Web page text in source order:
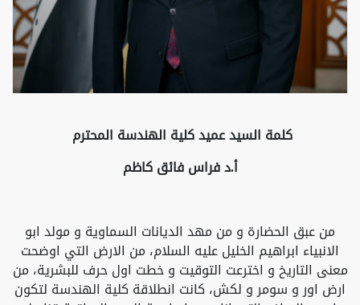
كلمة السيد عميد كلية الهندسة المحترم
أ.د فراس فائق كاظم
من عبق الحضارة و من مهد الديانات السماوية و مولد ابو
الانبياء ابراهيم الخليل عليه السلام، من الارض التي اوضحت
معنى التاريخ و اخترعت التوقيت و خطت اول حرف للبشرية، من
ارض اور و سومر و لكش، كانت انطلاقة كلية الهندسة لتكون